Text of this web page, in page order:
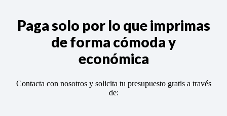
Paga solo por lo que imprimas
de forma cómoda y
económica
Contacta con nosotros y solicita tu presupuesto gratis a través
de: